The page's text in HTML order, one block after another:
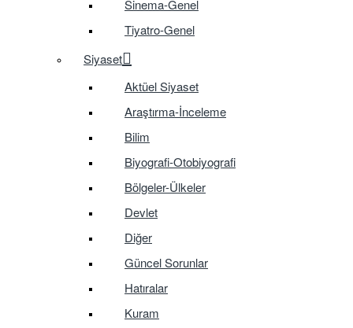
Sinema-Genel
Tiyatro-Genel
Siyaset
Aktüel Siyaset
Araştırma-İnceleme
Bilim
Biyografi-Otobiyografi
Bölgeler-Ülkeler
Devlet
Diğer
Güncel Sorunlar
Hatıralar
Kuram